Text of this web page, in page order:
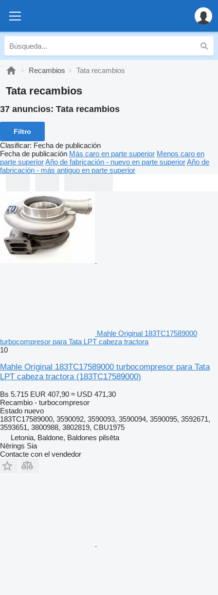
Recambios Tata recambios
Tata recambios
37 anuncios: Tata recambios
Filtro
Clasificar: Fecha de publicación
Fecha de publicación Más caro en parte superior Menos caro en
parte superiorAño de fabricación - nuevo en parte superiorAño de
fabricación - más antiguo en parte superior
Mahle Original 183TC17589000
turbocompresor para Tata LPT cabeza tractora
10
Mahle Original 183TC17589000 turbocompresor para Tata
LPT cabeza tractora (183TC17589000)
Bs 5.715 EUR 407,90 ≈ USD 471,30
Recambio - turbocompresor
Estado nuevo
183TC17589000, 3590092, 3590093, 3590094, 3590095, 3592671,
3593651, 3800988, 3802819, CBU1975
Letonia, Baldone, Baldones pilsēta
Nērings Sia
Contacte con el vendedor